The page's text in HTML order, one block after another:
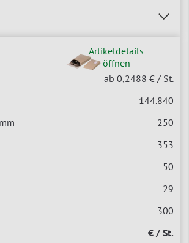
Artikeldetails
öffnen
ab 0,2488 € / St.
144.840
250
353
50
29
300
€ / St.